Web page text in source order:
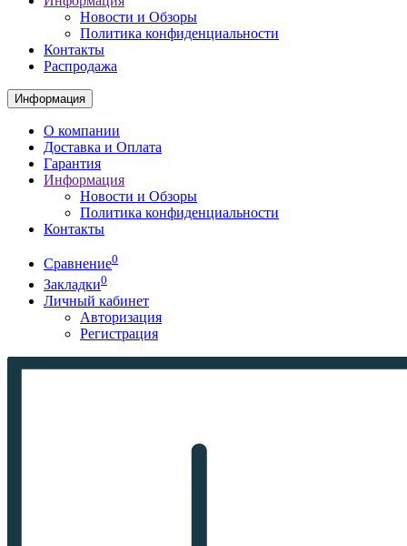
Новости и Обзоры
Политика конфиденциальности
Контакты
Распродажа
Информация
О компании
Доставка и Оплата
Гарантия
Информация
Новости и Обзоры
Политика конфиденциальности
Контакты
Сравнение0
Закладки0
Личный кабинет
Авторизация
Регистрация